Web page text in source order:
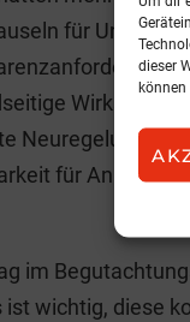
dieser
können
für
Neuregelung
für Anbieter
im
ist wichtig, diese